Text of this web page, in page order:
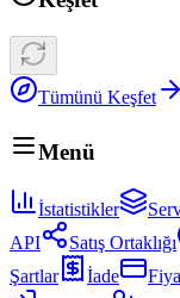
Tümünü Keşfet
Menü
İstatistikler
API
Satış Ortaklığı
Şartlar
İade